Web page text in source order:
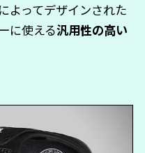
よってデザインされた
に使える汎用性の高い